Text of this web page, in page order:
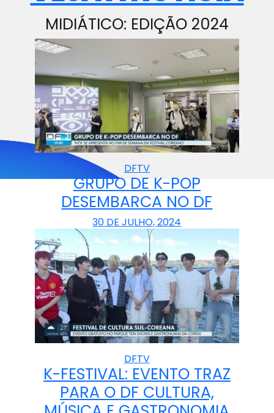
MIDIÁTICO: EDIÇÃO 2024
DFTV
GRUPO DE K-POP
DESEMBARCA NO DF
30 DE JULHO, 2024
DFTV
K-FESTIVAL: EVENTO TRAZ
PARA O DF CULTURA,